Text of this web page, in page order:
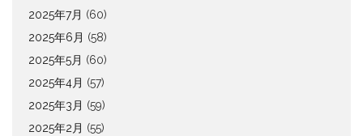
2025年7月 (60)
2025年6月 (58)
2025年5月 (60)
2025年4月 (57)
2025年3月 (59)
2025年2月 (55)